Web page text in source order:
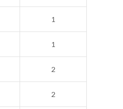
1
1
2
2